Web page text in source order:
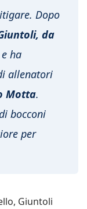
Dopo
da
ha
allenatori
Motta.
bocconi
per
Giuntoli